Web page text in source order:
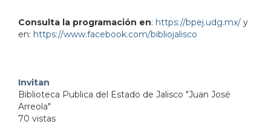
Consulta la programación en: https://bpej.udg.mx/ y
en: https://www.facebook.com/bibliojalisco
Invitan
Biblioteca Publica del Estado de Jalisco "Juan José
Arreola"
70 vistas